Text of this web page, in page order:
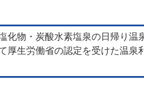
化物・炭酸水素塩泉の日帰り温
厚生労働省の認定を受けた温